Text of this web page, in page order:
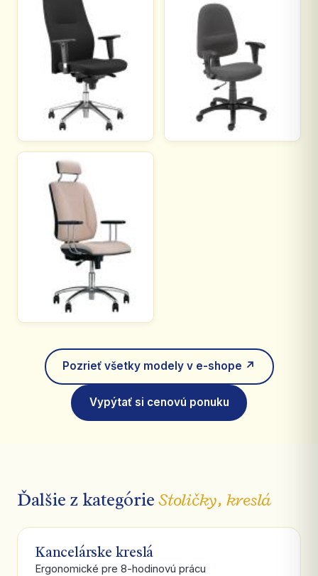
Pozrieť všetky modely v e-shope ↗
Vypýtať si cenovú ponuku
Ďalšie z kategórieStoličky, kreslá
Kancelárske kreslá
Ergonomické pre 8-hodinovú prácu